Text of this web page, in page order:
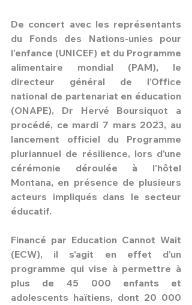
HPN Live
De concert avec les représentants
du Fonds des Nations-unies pour
l'enfance (UNICEF) et du Programme
alimentaire mondial (PAM), le
directeur général de l'Office
national de partenariat en éducation
(ONAPE), Dr Hervé Boursiquot a
procédé, ce mardi 7 mars 2023, au
lancement officiel du Programme
pluriannuel de résilience, lors d'une
cérémonie déroulée à l'hôtel
Montana, en présence de plusieurs
acteurs impliqués dans le secteur
éducatif.
Financé par Education Cannot Wait
(ECW), il s'agit en effet d'un
programme qui vise à permettre à
plus de 45 000 enfants et
adolescents haïtiens, dont 20 000